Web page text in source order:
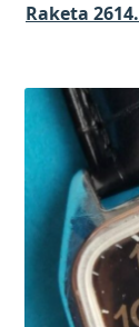
Raketa